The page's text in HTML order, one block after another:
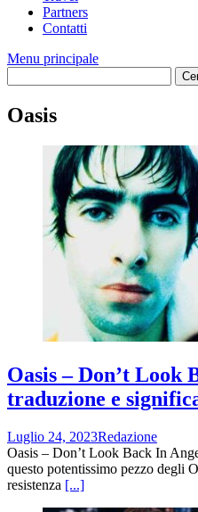
Partners
Contatti
Menu principale
Oasis
Oasis – Don’t Look
traduzione e
Luglio 24, 2023Redazione
Oasis – Don’t Look Back In
questo potentissimo pezzo degli
resistenza [...]